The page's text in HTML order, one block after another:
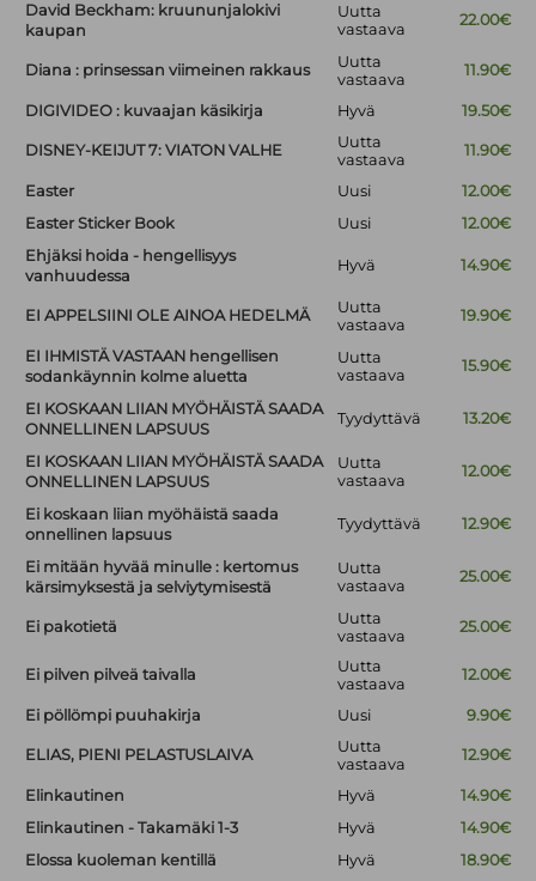
David Beckham: kruununjalokivi
kaupan
Uutta
vastaava
22.00€
Diana : prinsessan viimeinen rakkaus
Uutta
vastaava
11.90€
DIGIVIDEO : kuvaajan käsikirja Hyvä 19.50€
DISNEY-KEIJUT 7: VIATON VALHE
Uutta
vastaava
11.90€
Easter Uusi
12.00€
Easter Sticker Book
Uusi
12.00€
Ehjäksi hoida - hengellisyys
vanhuudessa
Hyvä 14.90€
EI APPELSIINI OLE AINOA HEDELMÄ
Uutta
vastaava
19.90€
EI IHMISTÄ VASTAAN hengellisen
sodankäynnin kolme aluetta
Uutta
vastaava
15.90€
EI KOSKAAN LIIAN MYÖHÄISTÄ SAADA
ONNELLINEN LAPSUUS
Tyydyttävä 13.20€
EI KOSKAAN LIIAN MYÖHÄISTÄ SAADA
ONNELLINEN LAPSUUS
Uutta
vastaava
12.00€
Ei koskaan liian myöhäistä saada
onnellinen lapsuus
Tyydyttävä 12.90€
Ei mitään hyvää minulle : kertomus
kärsimyksestä ja selviytymisestä
Uutta
vastaava
25.00€
Ei pakotietä
Uutta
vastaava
25.00€
Ei pilven pilveä taivalla
Uutta
vastaava
12.00€
Ei pöllömpi puuhakirja Uusi 9.90€
ELIAS, PIENI PELASTUSLAIVA
Uutta
vastaava
12.90€
Elinkautinen Hyvä
14.90€
Elinkautinen - Takamäki 1-3
Hyvä
14.90€
Elossa kuoleman kentillä
Hyvä 18.90€